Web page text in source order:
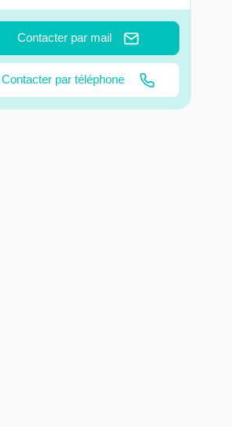
Contacter par mail
Contacter par téléphone